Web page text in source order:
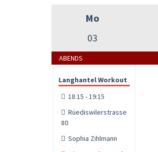
Mo
03
ABENDS
Langhantel Workout
18:15 - 19:15
Rüediswilerstrasse
80
Sophia Zihlmann